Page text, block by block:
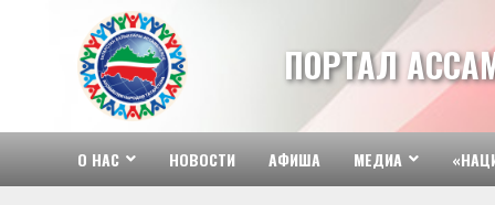
содержимому
ПОРТАЛ
О НАС НОВОСТИ АФИША МЕДИА